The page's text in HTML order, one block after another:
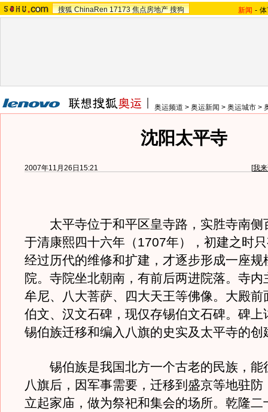
搜狐 ChinaRen 17173 焦点房地产 搜狗 新闻 -
奥运频道 > 奥运新闻 > 奥运城市 >
沈阳太平寺
2007年11月26日15:21 [我
太平寺位于和平区皇寺路，实胜寺南侧
于清康熙四十六年（1707年），初建之时
经过历代的维修和扩建，才逐步形成一座规
院。寺院坐北朝南，有前后两进院落。寺内
牟尼、八大菩萨、四大天王等佛像。大殿前
伯文、汉文石碑，现仅存锡伯文石碑。碑上
锡伯族迁移和编入八旗的史实及太平寺的创
锡伯族是我国北方一个古老的民族，能
八旗后，因军事需要，迁移到盛京等地驻防
立起家庙，做为祭祀和集会的场所。乾隆